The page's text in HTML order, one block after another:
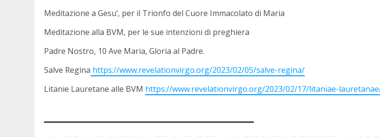
Meditazione a Gesu’, per il Trionfo del Cuore Immacolato di Maria
Meditazione alla BVM, per le sue intenzioni di preghiera
Padre Nostro, 10 Ave Maria, Gloria al Padre.
Salve Regina https://www.revelationvirgo.org/2023/02/05/salve-regina/
Litanie Lauretane alle BVM https://www.revelationvirgo.org/2023/02/17/litaniae-